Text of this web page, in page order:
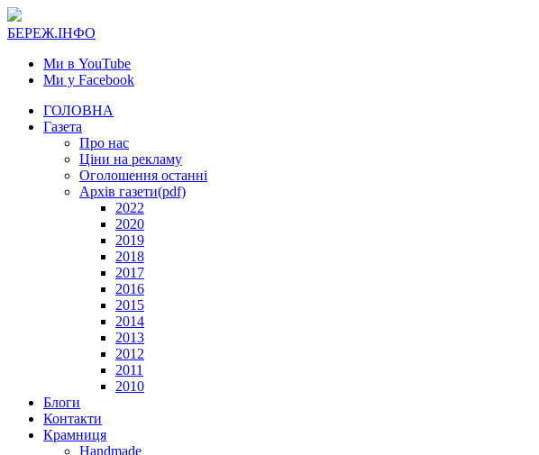
БЕРЕЖ.ІНФО
Ми в YouTube
Ми у Facebook
ГОЛОВНА
Газета
Про нас
Ціни на рекламу
Оголошення останні
Архів газети(pdf)
2022
2020
2019
2018
2017
2016
2015
2014
2013
2012
2011
2010
Блоги
Контакти
Крамниця
Handmade